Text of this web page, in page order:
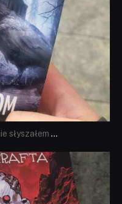
słyszałem ...